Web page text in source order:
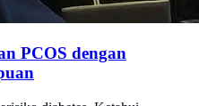
PCOS dengan